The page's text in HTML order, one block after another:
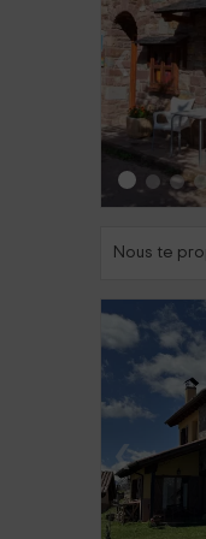
‹
Nous te
‹